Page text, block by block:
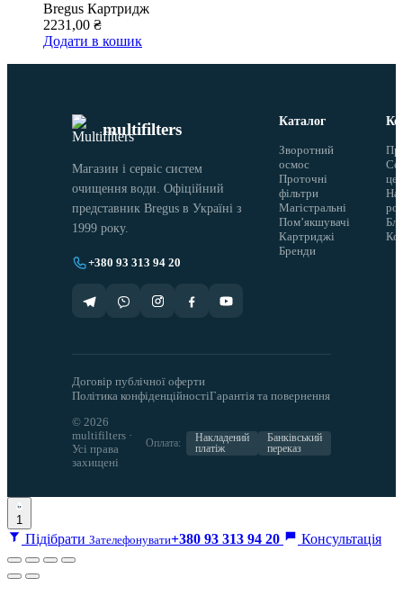
Bregus Картридж
2231,00 ₴
Додати в кошик
multifilters
Магазин і сервіс систем
очищення води. Офіційний
представник Bregus в Україні з
1999 року.
+380 93 313 94 20
Каталог
Зворотний
осмос
Проточні
фільтри
Магістральні
Помʼякшувачі
Картриджі
Бренди
Договір публічної оферти
Політика конфіденційностіГарантія та повернення
© 2026
multifilters ·
Усі права
захищені
Оплата:
Накладений
платіж
Банківський
переказ
1
Підібрати Зателефонувати+380 93 313 94 20 Консультація